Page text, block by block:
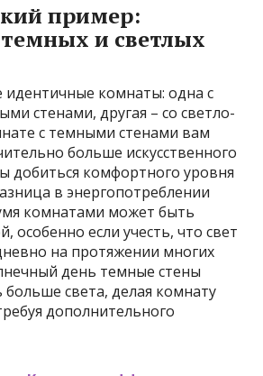
пример:
и светлых
идентичные комнаты: одна с
стенами, другая – со светло-
с темными стенами вам
больше искусственного
добиться комфортного уровня
в энергопотреблении
комнатами может быть
особенно если учесть, что свет
на протяжении многих
день темные стены
света, делая комнату
дополнительного